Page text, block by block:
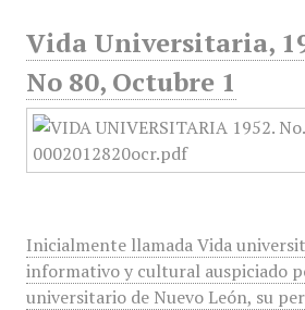
Vida Universitaria,
No 80, Octubre 1
Inicialmente llamada Vida
informativo y cultural auspiciado
universitario de Nuevo León, su